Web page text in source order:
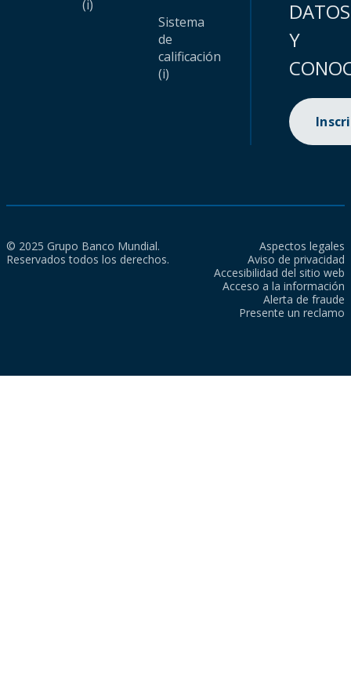
(i)
Sistema
de
calificación
(i)
DATOS
Y
© 2025 Grupo Banco Mundial.
Reservados todos los derechos.
Aspectos legales
Aviso de privacidad
Accesibilidad del sitio web
Acceso a la información
Alerta de fraude
Presente un reclamo